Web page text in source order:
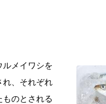
ルメイワシを
れ、それぞれ
ものとされる